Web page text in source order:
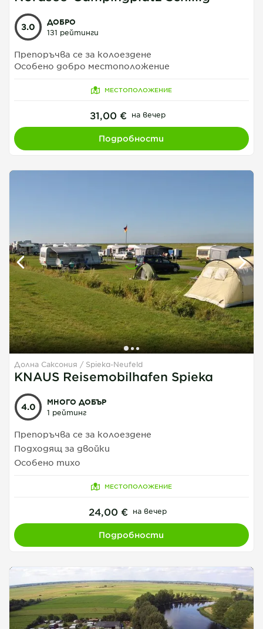
3.0
ДОБРО
131 рейтинги
Препоръчва се за колоездене
Особено добро местоположение
МЕСТОПОЛОЖЕНИЕ
31,00 € на вечер
Подробности
1 1 1
Долна Саксония Spieka-Neufeld
KNAUS Reisemobilhafen Spieka
4.0
МНОГО ДОБЪР
1 рейтинг
Препоръчва се за колоездене
Подходящ за двойки
Особено тихо
МЕСТОПОЛОЖЕНИЕ
24,00 € на вечер
Подробности